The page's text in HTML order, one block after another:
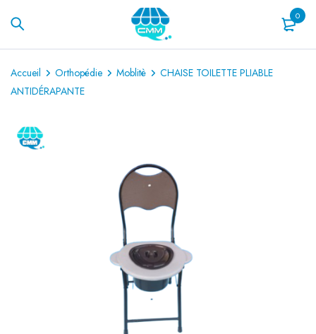
0
Accueil Orthopédie Moblitè
CHAISE TOILETTE PLIABLE
ANTIDÉRAPANTE